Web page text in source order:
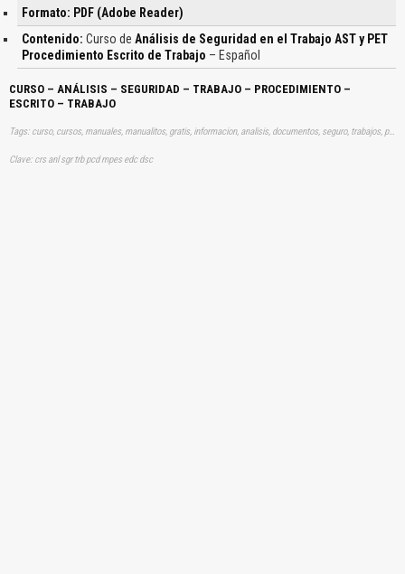
Formato: PDF (Adobe Reader)
Contenido: Curso de Análisis de Seguridad en el Trabajo AST y PET
Procedimiento Escrito de Trabajo – Español
CURSO – ANÁLISIS – SEGURIDAD – TRABAJO – PROCEDIMIENTO –
ESCRITO – TRABAJO
Tags: curso, cursos, manuales, manualitos, gratis, informacion, analisis, documentos, seguro, trabajos, procediientos, escritos, laboral, laborales, aprender, descargas
Clave: crs anl sgr trb pcd mpes edc dsc